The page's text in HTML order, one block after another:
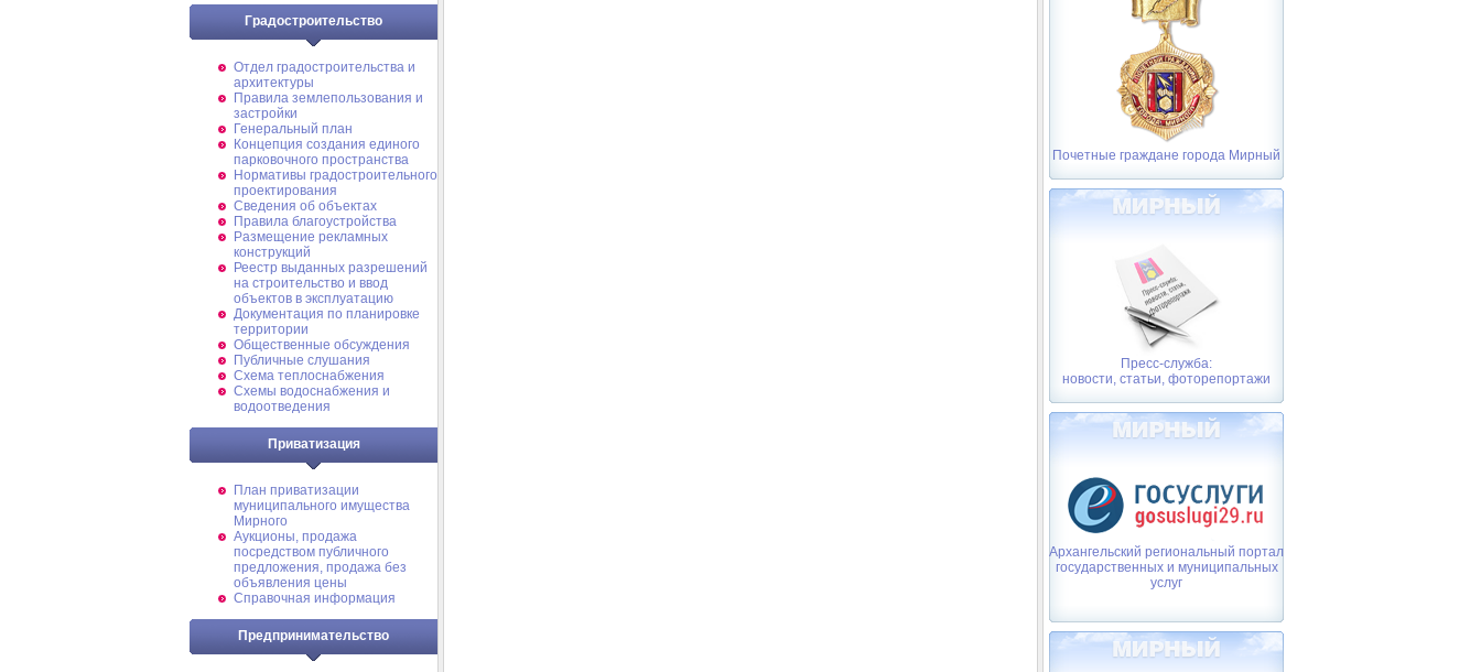
Градостроительство
Отдел градостроительства и
архитектуры
Правила землепользования и
застройки
Генеральный план
Концепция создания единого
парковочного пространства
Нормативы градостроительного
проектирования
Сведения об объектах
Правила благоустройства
Размещение рекламных
конструкций
Реестр выданных разрешений
на строительство и ввод
объектов в эксплуатацию
Документация по планировке
территории
Общественные обсуждения
Публичные слушания
Схема теплоснабжения
Схемы водоснабжения и
водоотведения
Приватизация
План приватизации
муниципального имущества
Мирного
Аукционы, продажа
посредством публичного
предложения, продажа без
объявления цены
Справочная информация
Предпринимательство
Почетные граждане города Мирный
Пресс-служба:
новости, статьи, фоторепортажи
Архангельский региональный портал
государственных и муниципальных
услуг